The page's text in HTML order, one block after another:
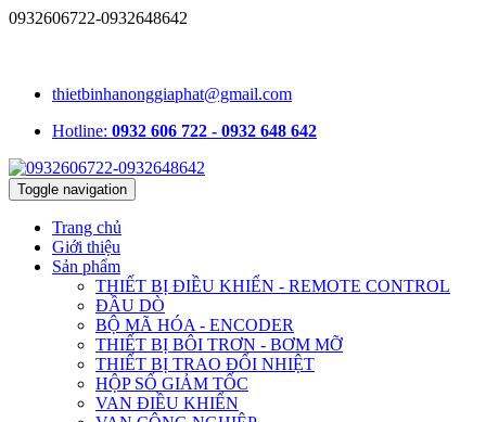
0932606722-0932648642
thietbinhanonggiaphat@gmail.com
Hotline: 0932 606 722 - 0932 648 642
Toggle navigation
Trang chủ
Giới thiệu
Sản phẩm
THIẾT BỊ ĐIỀU KHIỂN - REMOTE CONTROL
ĐẦU DÒ
BỘ MÃ HÓA - ENCODER
THIẾT BỊ BÔI TRƠN - BƠM MỠ
THIẾT BỊ TRAO ĐỔI NHIỆT
HỘP SỐ GIẢM TỐC
VAN ĐIỀU KHIỂN